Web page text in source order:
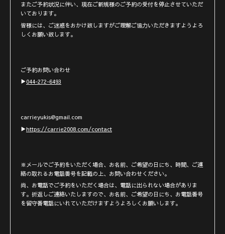
またご予約状況に伴い、現在ご新規様のご予約の受付を停止させていただ
いております。
皆様には、ご迷惑をおかけ致しますがご理解ご協力いただきますようよろ
しくお願い致します。
ご予約お問い合わせ
▶︎044-272-6493
carrieyukis@gmail.com
▶︎https://carrie2008.com/contact
※メールでご予約をいただく場合、お名前、ご希望の日にち、時間、ご連
絡の取れるお電話番号を記載の上、お問い合わせください。
尚、お電話でご予約をいただく場合は、電話に出られない場合がありま
す。折返しご連絡いたしますので、お名前、ご希望の日にち、お電話番号
を留守番電話にいれていただけますようよろしくお願いします。